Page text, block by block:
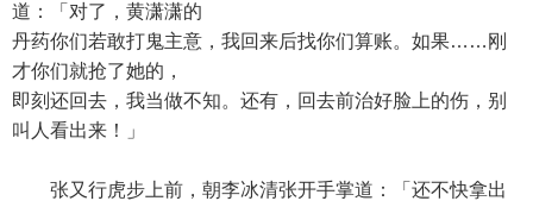
道：「对了，黄潇潇的
丹药你们若敢打鬼主意，我回来后找你们算账。如果……刚
才你们就抢了她的，
即刻还回去，我当做不知。还有，回去前治好脸上的伤，别
叫人看出来！」
张又行虎步上前，朝李冰清张开手掌道：「还不快拿出